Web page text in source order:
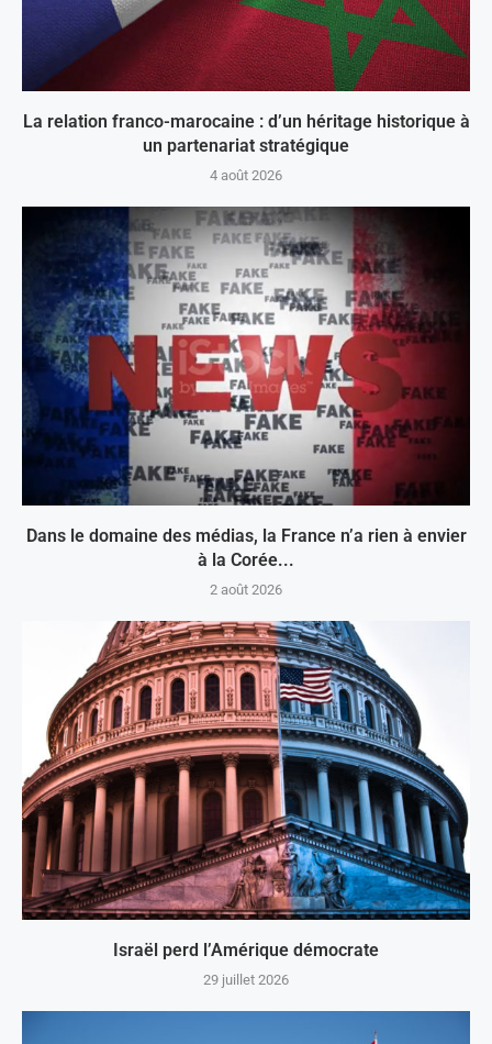
La relation franco-marocaine : d’un héritage historique à
un partenariat stratégique
4 août 2026
Dans le domaine des médias, la France n’a rien à envier
à la Corée...
2 août 2026
Israël perd l’Amérique démocrate
29 juillet 2026